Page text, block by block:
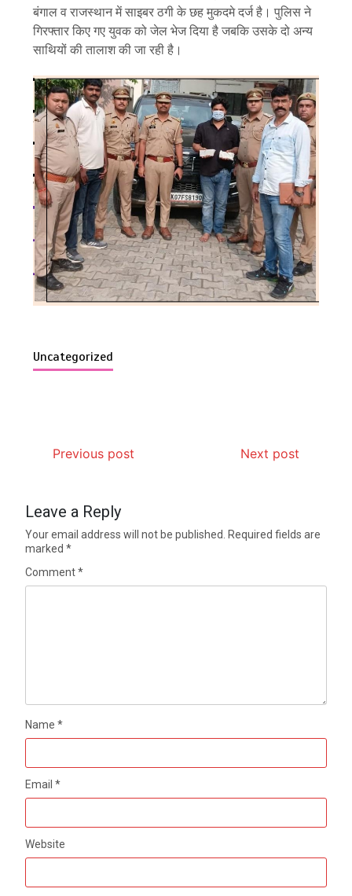
बंगाल व राजस्थान में साइबर ठगी के छह मुकदमे दर्ज है। पुलिस ने
गिरफ्तार किए गए युवक को जेल भेज दिया है जबकि उसके दो अन्य
साथियों की तालाश की जा रही है।
Uncategorized
Previous post Next post
Leave a Reply
Your email address will not be published.
Required fields are
marked*
Comment*
Name*
Email*
Website
मेरठ सुराजकुंड शमशान घाट में चिता से अस्थि